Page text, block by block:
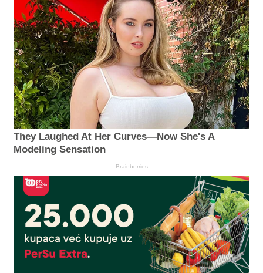
They Laughed At Her Curves—Now She's A
Modeling Sensation
Brainberries